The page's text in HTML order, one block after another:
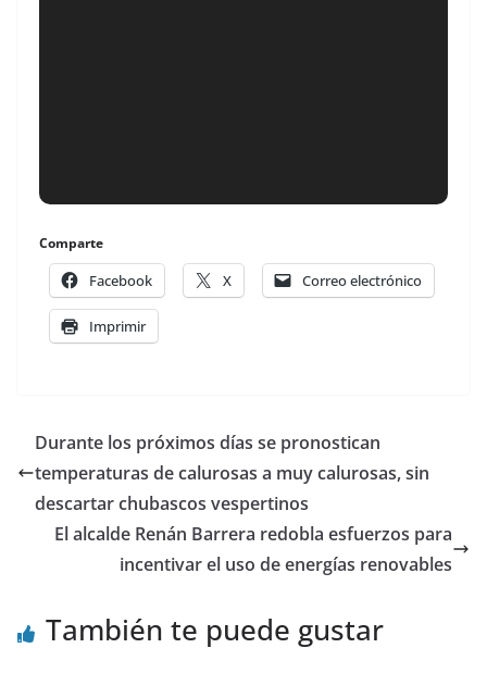
Comparte
Facebook X Correo electrónico
Imprimir
Durante los próximos días se pronostican
temperaturas de calurosas a muy calurosas, sin
descartar chubascos vespertinos
El alcalde Renán Barrera redobla esfuerzos para
incentivar el uso de energías renovables
También te puede gustar